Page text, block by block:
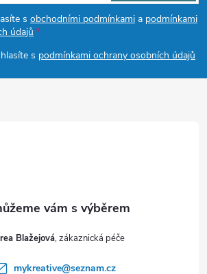
s obchodními podmínkami a podmínkami
údajů
s podmínkami ochrany osobních údajů
Blažejová
mykreative@seznam.cz